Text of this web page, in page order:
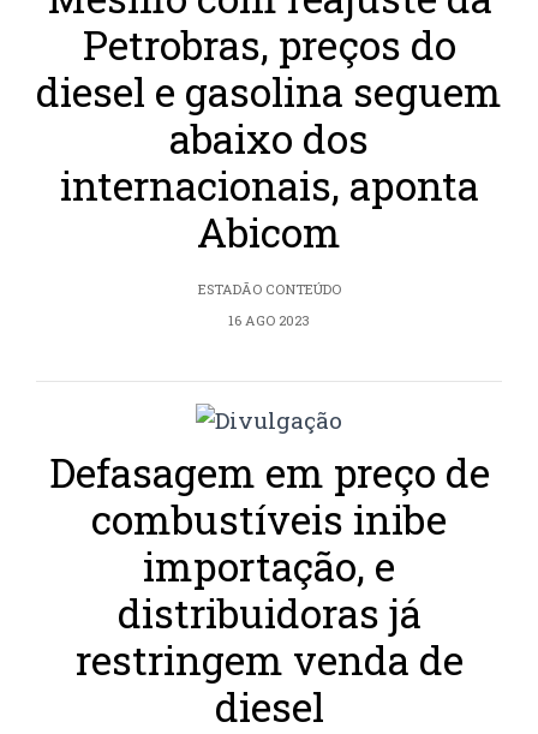
Petrobras, preços do
diesel e gasolina seguem
abaixo dos
internacionais, aponta
Abicom
ESTADÃO CONTEÚDO
16 AGO 2023
Defasagem em preço de
combustíveis inibe
importação, e
distribuidoras já
restringem venda de
diesel